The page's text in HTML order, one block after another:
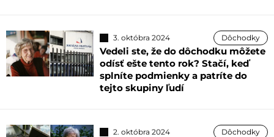
3. októbra 2024 Dôchodky
Vedeli ste, že do dôchodku môžete
odísť ešte tento rok? Stačí, keď
splníte podmienky a patríte do
tejto skupiny ľudí
2. októbra 2024 Dôchodky